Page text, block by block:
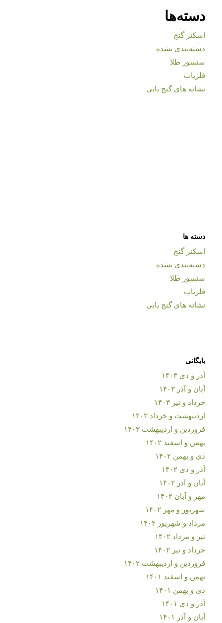
دسته‌ها
اسکنر گنج
دسته‌بندی نشده
سنسور طلا
فلزیاب
نشانه های گنج یابی
دسته ها
اسکنر گنج
دسته‌بندی نشده
سنسور طلا
فلزیاب
نشانه های گنج یابی
بایگانی
آذر و دی ۱۴۰۳
آبان و آذر ۱۴۰۳
خرداد و تیر ۱۴۰۳
اردیبهشت و خرداد ۱۴۰۳
فروردین و اردیبهشت ۱۴۰۳
بهمن و اسفند ۱۴۰۲
دی و بهمن ۱۴۰۲
آذر و دی ۱۴۰۲
آبان و آذر ۱۴۰۲
مهر و آبان ۱۴۰۲
شهریور و مهر ۱۴۰۲
مرداد و شهریور ۱۴۰۲
تیر و مرداد ۱۴۰۲
خرداد و تیر ۱۴۰۲
فروردین و اردیبهشت ۱۴۰۲
بهمن و اسفند ۱۴۰۱
دی و بهمن ۱۴۰۱
آذر و دی ۱۴۰۱
آبان و آذر ۱۴۰۱